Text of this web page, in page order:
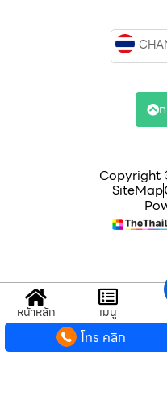
Copyright
SiteMap
หน้าหลัก เมนู
โทร คลิก